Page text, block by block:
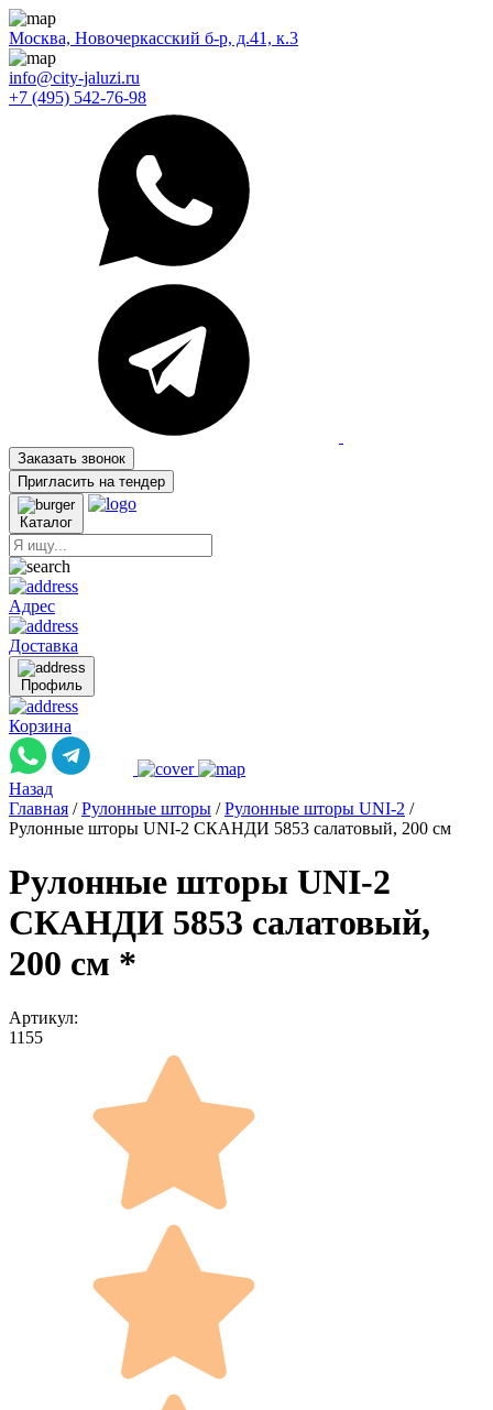
Москва, Новочеркасский б-р, д.41, к.3
info@city-jaluzi.ru
+7 (495) 542-76-98
Заказать звонок
Пригласить на тендер
Каталог
Адрес
Доставка
Профиль
Корзина
Назад
Главная / Рулонные шторы / Рулонные шторы UNI-2 /
Рулонные шторы UNI-2 СКАНДИ 5853 салатовый, 200 см
Рулонные шторы UNI-2
СКАНДИ 5853 салатовый,
200 см *
Артикул:
1155